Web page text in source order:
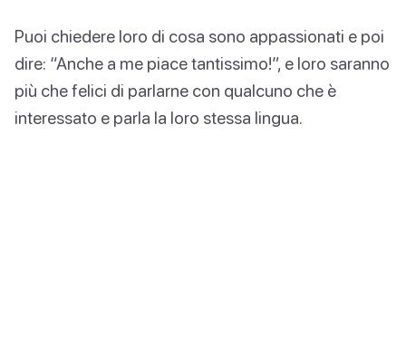
Puoi chiedere loro di cosa sono appassionati e poi
dire: “Anche a me piace tantissimo!”, e loro saranno
più che felici di parlarne con qualcuno che è
interessato e parla la loro stessa lingua.